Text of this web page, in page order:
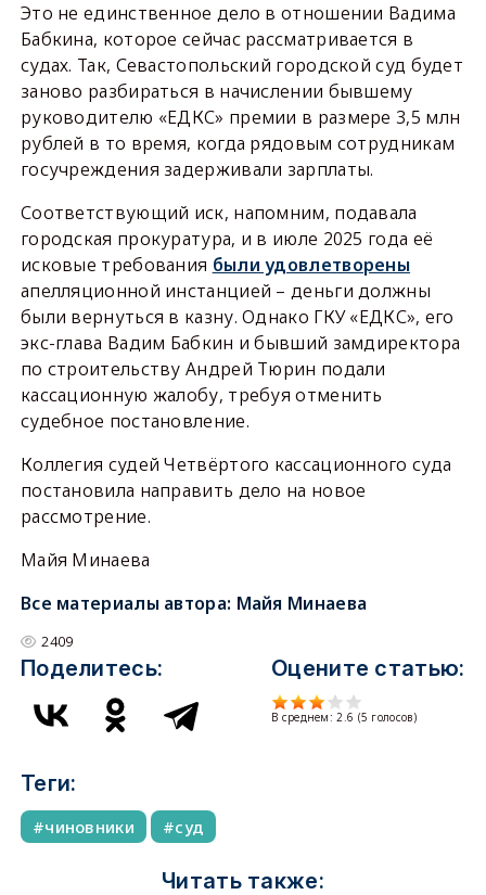
Это не единственное дело в отношении Вадима
Бабкина, которое сейчас рассматривается в
судах. Так, Севастопольский городской суд будет
заново разбираться в начислении бывшему
руководителю «ЕДКС» премии в размере 3,5 млн
рублей в то время, когда рядовым сотрудникам
госучреждения задерживали зарплаты.
Соответствующий иск, напомним, подавала
городская прокуратура, и в июле 2025 года её
исковые требования были удовлетворены
апелляционной инстанцией – деньги должны
были вернуться в казну. Однако ГКУ «ЕДКС», его
экс-глава Вадим Бабкин и бывший замдиректора
по строительству Андрей Тюрин подали
кассационную жалобу, требуя отменить
судебное постановление.
Коллегия судей Четвёртого кассационного суда
постановила направить дело на новое
рассмотрение.
Майя Минаева
Все материалы автора: Майя Минаева
2409
Поделитесь: Оцените статью:
В среднем:2.6 (5 голосов)
Теги:
чиновники суд
Читать также: